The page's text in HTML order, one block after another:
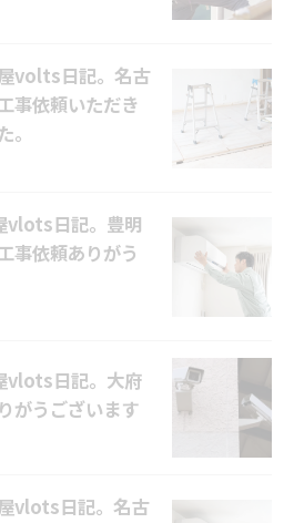
volts日記。名古
事依頼いただき
vlots日記。豊明
事依頼ありがう
vlots日記。大府
がうございます
vlots日記。名古